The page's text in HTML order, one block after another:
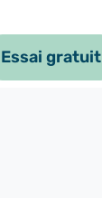
Essai gratuit